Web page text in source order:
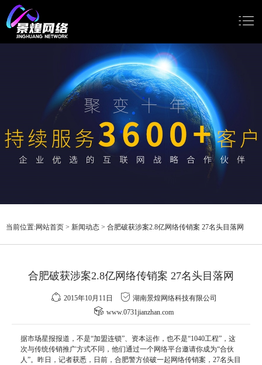
小程序开发
Google推广
关于我们
当前位置:网站首页 > 新闻动态 > 合肥破获涉案2.8亿网络传销案 27名头目落网
合肥破获涉案2.8亿网络传销案 27名头目落网
2015年10月11日
湖南景煌网络科技有限公司
www.0731jianzhan.com
据市场星报报道，不是“加盟连锁”、资本运作，也不是“1040工程”，这
次与传统传销推广方式不同，他们通过一个网络平台邀请你成为“合伙
人”。昨日，记者获悉，日前，合肥警方侦破一起网络传销案，27名头目